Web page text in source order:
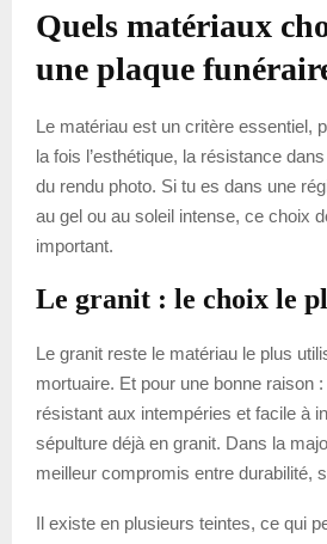
Quels matériaux
une plaque
Le matériau est un critère essentiel,
la fois l’esthétique, la résistance
du rendu photo. Si tu es dans une
au gel ou au soleil intense, ce choix
important.
Le granit : le choix le
Le granit reste le matériau le plus
mortuaire. Et pour une bonne raison
résistant aux intempéries et facile à
sépulture déjà en granit. Dans la
meilleur compromis entre durabilité,
Il existe en plusieurs teintes, ce qui